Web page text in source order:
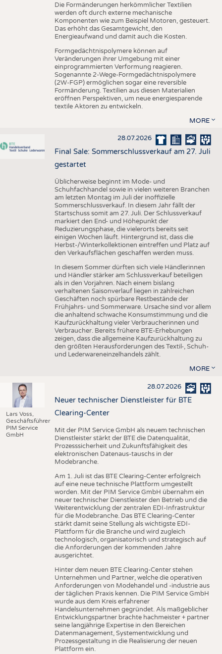
Die Formänderungen herkömmlicher Textilien
werden oft durch externe mechanische
Komponenten wie zum Beispiel Motoren, gesteuert.
Das erhöht das Gesamtgewicht, den
Energieaufwand und damit auch die Kosten.
Formgedächtnispolymere können auf
Veränderungen ihrer Umgebung mit einer
einprogrammierten Verformung reagieren.
Sogenannte 2-Wege-Formgedächtnispolymere
(2W-FGP) ermöglichen sogar eine reversible
Formänderung. Textilien aus diesen Materialien
eröffnen Perspektiven, um neue energiesparende
textile Aktoren zu entwickeln.
MORE
28.07.2026
Final Sale: Sommerschlussverkauf am 27. Juli
gestartet
Üblicherweise beginnt im Mode- und
Schuhfachhandel sowie in vielen weiteren Branchen
am letzten Montag im Juli der inoffizielle
Sommerschlussverkauf. In diesem Jahr fällt der
Startschuss somit am 27. Juli. Der Schlussverkauf
markiert den End- und Höhepunkt der
Reduzierungsphase, die vielerorts bereits seit
einigen Wochen läuft. Hintergrund ist, dass die
Herbst-/Winterkollektionen eintreffen und Platz auf
den Verkaufsflächen geschaffen werden muss.
In diesem Sommer dürften sich viele Händlerinnen
und Händler stärker am Schlussverkauf beteiligen
als in den Vorjahren. Nach einem bislang
verhaltenen Saisonverlauf liegen in zahlreichen
Geschäften noch spürbare Restbestände der
Frühjahrs- und Sommerware. Ursache sind vor allem
die anhaltend schwache Konsumstimmung und die
Kaufzurückhaltung vieler Verbraucherinnen und
Verbraucher. Bereits frühere BTE-Erhebungen
zeigen, dass die allgemeine Kaufzurückhaltung zu
den größten Herausforderungen des Textil-, Schuh-
und Lederwareneinzelhandels zählt.
MORE
Lars Voss,
Geschäftsführer
PIM Service
GmbH
28.07.2026
Neuer technischer Dienstleister für BTE
Clearing-Center
Mit der PIM Service GmbH als neuem technischen
Dienstleister stärkt der BTE die Datenqualität,
Prozesssicherheit und Zukunftsfähigkeit des
elektronischen Datenaus-tauschs in der
Modebranche.
Am 1. Juli ist das BTE Clearing-Center erfolgreich
auf eine neue technische Plattform umgestellt
worden. Mit der PIM Service GmbH übernahm ein
neuer technischer Dienstleister den Betrieb und die
Weiterentwicklung der zentralen EDI-Infrastruktur
für die Modebranche. Das BTE Clearing-Center
stärkt damit seine Stellung als wichtigste EDI-
Plattform für die Branche und wird zugleich
technologisch, organisatorisch und strategisch auf
die Anforderungen der kommenden Jahre
ausgerichtet.
Hinter dem neuen BTE Clearing-Center stehen
Unternehmen und Partner, welche die operativen
Anforderungen von Modehandel und -industrie aus
der täglichen Praxis kennen. Die PIM Service GmbH
wurde aus dem Kreis erfahrener
Handelsunternehmen gegründet. Als maßgeblicher
Entwicklungspartner brachte hachmeister + partner
seine langjährige Expertise in den Bereichen
Datenmanagement, Systementwicklung und
Prozessgestaltung in die Realisierung der neuen
Plattform ein.